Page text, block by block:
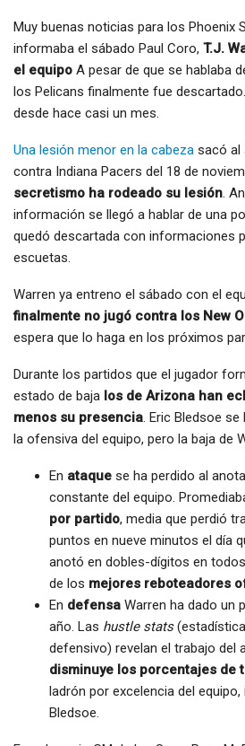
Muy buenas noticias para los Phoenix
informaba el sábado Paul Coro, T.J.
el equipo A pesar de que se hablaba
los Pelicans finalmente fue
desde hace casi un mes.
Una lesión menor en la cabeza sacó al
contra Indiana Pacers del 18 de
secretismo ha rodeado su lesión.
información se llegó a hablar de una
quedó descartada con informaciones
escuetas.
Warren ya entreno el sábado con el
finalmente no jugó contra los New
espera que lo haga en los próximos
Durante los partidos que el jugador
estado de baja los de Arizona han
menos su presencia. Eric Bledsoe
la ofensiva del equipo, pero la baja de
En ataque se ha perdido al
constante del equipo.
por partido, media que perdió
puntos en nueve minutos el día
anotó en dobles-dígitos en
de los mejores reboteadores
En defensa Warren ha dado un
año. Las hustle stats
defensivo) revelan el trabajo del
disminuye los porcentajes de
ladrón por excelencia del
Bledsoe.